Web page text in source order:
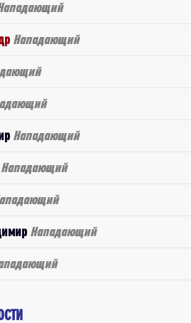
Нападающий
Нападающий
Нападающий
Нападающий